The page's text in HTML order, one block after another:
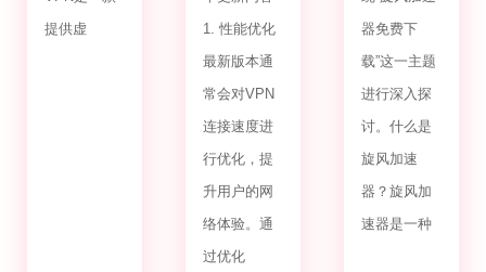
提供虚
1. 性能优化
最新版本通
常会对VPN
连接速度进
行优化，提
升用户的网
络体验。通
过优化
器免费下
载”这一主题
进行深入探
讨。什么是
旋风加速
器？旋风加
速器是一种